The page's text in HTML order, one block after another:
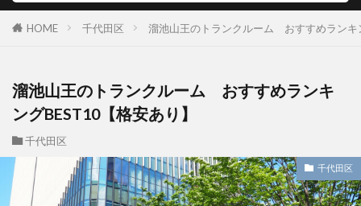
HOME 千代田区 溜池山王のトランクルーム おすすめランキ
溜池山王のトランクルーム おすすめランキ
ングBEST10【格安あり】
千代田区
千代田区